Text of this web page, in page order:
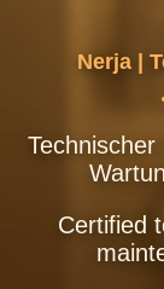
Nerja |
Certified